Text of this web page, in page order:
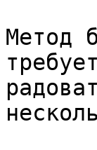
Метод